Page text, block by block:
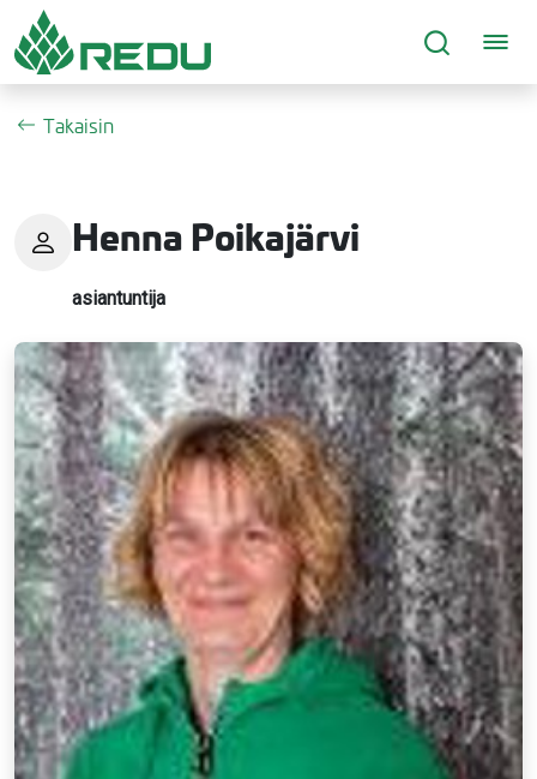
Siirry sivusisältöön
Takaisin
Henna Poikajärvi
asiantuntija